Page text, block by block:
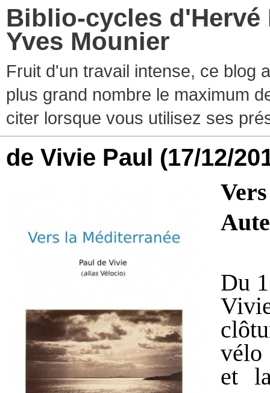
Biblio-cycles d'Hervé
Yves Mounier
Fruit d'un travail intense, ce blog
plus grand nombre le maximum
citer lorsque vous utilisez ses
de Vivie Paul (17/12/
Du
vélo
et